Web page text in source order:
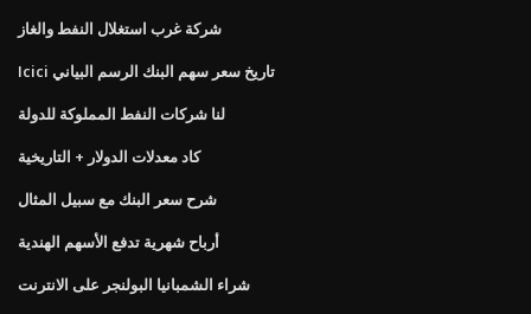
شركة غرب استغلال النفط والغاز
Icici تاريخ سعر سهم البنك الرسم البياني
لنا شركات النفط المملوكة للدولة
كاد معدلات الدولار + التاريخية
شرح سعر البنك مع سبيل المثال
أرباح شهرية تدفع الأسهم الهندية
شراء الشمبانيا البولنجر على الانترنت